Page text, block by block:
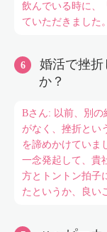
飲んでいる時に、
ていただきました。
婚活で挫折
か？
Bさん: 以前、別の
がなく、挫折とい
を諦めかけていま
一念発起して、貴
方とトントン拍子
たというか、良い